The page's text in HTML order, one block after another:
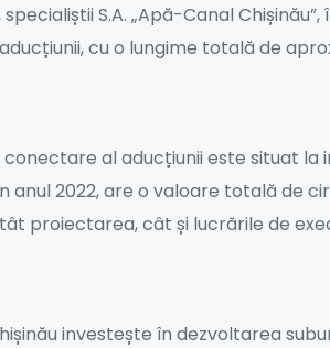
S.A. „Apă-Canal
cu o lungime totală de
al aducțiunii este situat la
anul 2022, are o valoare totală de
proiectarea, cât și lucrările de
investește în dezvoltarea